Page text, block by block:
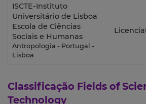
ISCTE-Instituto
Universitário de Lisboa
Escola de Ciências
Sociais e Humanas
Antropologia - Portugal -
Lisboa
Classificação Fields of
Technology